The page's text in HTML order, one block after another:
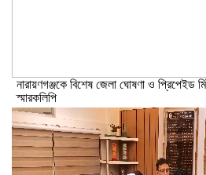
নারায়ণগঞ্জকে বিশেষ জেলা ঘোষণা ও প্রিপেইড
স্মারকলিপি